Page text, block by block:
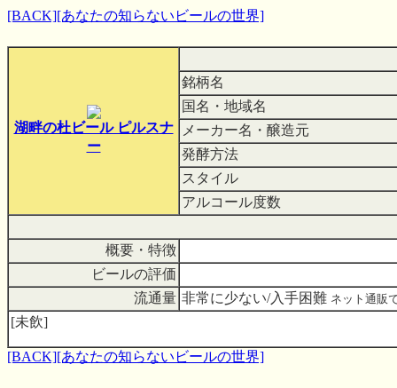
[BACK][あなたの知らないビールの世界]
湖畔の杜ビール ピルスナ
ー
銘柄名
国名・地域名
メーカー名・醸造元
発酵方法
スタイル
アルコール度数
概要・特徴
ビールの評価
流通量 非常に少ない/入手困難 ネット通販
[未飲]
[BACK][あなたの知らないビールの世界]